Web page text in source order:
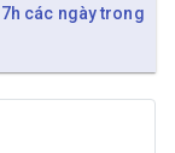
các ngày trong